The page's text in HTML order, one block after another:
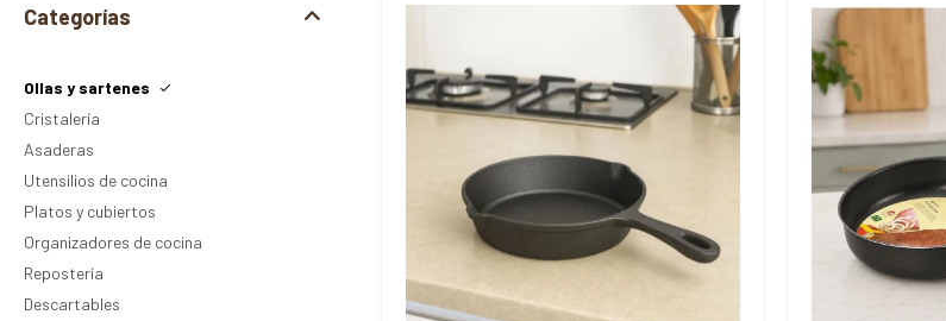
Categorías
Ollas y sartenes
Cristalería
Asaderas
Utensilios de cocina
Platos y cubiertos
Organizadores de cocina
Repostería
Descartables